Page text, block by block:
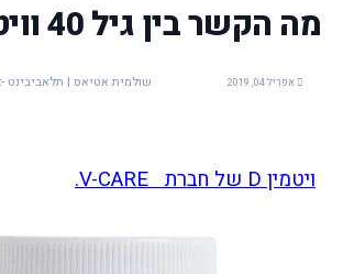
מה הקשר בין גיל 40 וויטמין D
אפריל 04, 2019 שולמית אטיאס | תלאביבינט -Tel Avivi Net
ויטמין D של חברת V-CARE.